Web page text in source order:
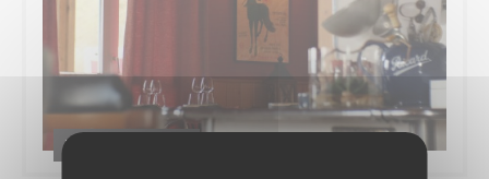
La Jument Verte